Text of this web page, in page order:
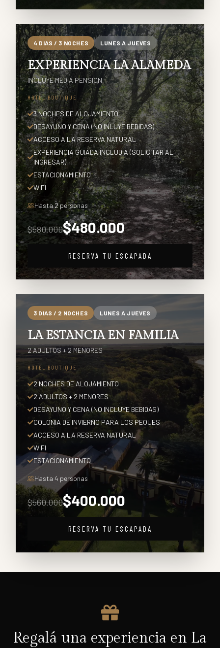
4 DIAS / 3 NOCHES LUNES A JUEVES
EXPERIENCIA LA ALAMEDA
INCLUYE MEDIA PENSION
HOTEL BOUTIQUE
3 NOCHES DE ALOJAMIENTO
DESAYUNO Y CENA (NO INLUYE BEBIDAS)
ACCESO A LA RESERVA NATURAL
EXPERIENCIA GUIADA INCLUDIA (SOLICITAR AL
INGRESAR)
ESTACIONAMIENTO
WIFI
Hasta2 personas
$580.000$480.000
RESERVA TU ESCAPADA
3 DIAS / 2 NOCHES LUNES A JUEVES
LA ESTANCIA EN FAMILIA
2 ADULTOS + 2 MENORES
HOTEL BOUTIQUE
2 NOCHES DE ALOJAMIENTO
2 ADULTOS + 2 MENORES
DESAYUNO Y CENA (NO INCLUYE BEBIDAS)
COLONIA DE INVIERNO PARA LOS PEQUES
ACCESO A LA RESERVA NATURAL
WIFI
ESTACIONAMIENTO
Hasta 4 personas
$560.000$400.000
RESERVA TU ESCAPADA
Regalá una experiencia en La